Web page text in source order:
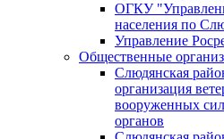
ОГКУ
населения по
Управление
Общественные
Слюдянская
организация
вооруженных
органов